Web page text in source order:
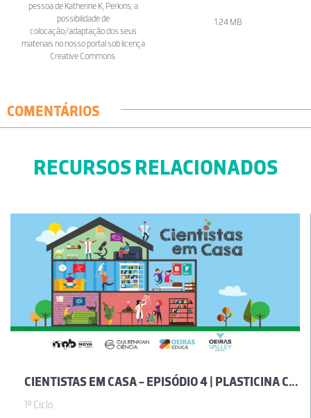
pessoa de Katherine K, Perkins, a
possibilidade de
colocação/adaptação dos seus
materiais no nosso portal sob licença
Creative Commons.
1.24 MB
COMENTÁRIOS
RECURSOS RELACIONADOS
CIENTISTAS EM CASA - EPISÓDIO 4 | PLASTICINA CASEIRA
1º Ciclo